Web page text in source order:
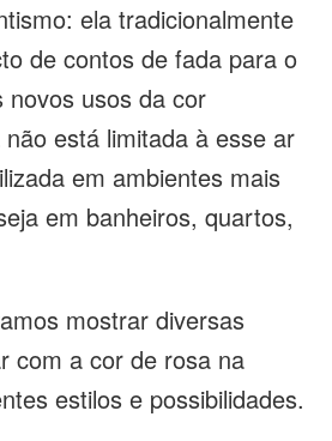
ela tradicionalmente
de contos de fada para o
novos usos da cor
está limitada à esse ar
em ambientes mais
em banheiros, quartos,
mostrar diversas
com a cor de rosa na
estilos e possibilidades.